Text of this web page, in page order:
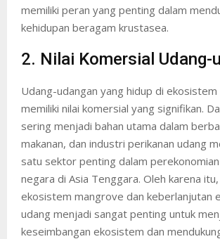
memiliki peran yang penting dalam
kehidupan beragam krustasea.
2. Nilai Komersial Udang-
Udang-udangan yang hidup di
memiliki nilai komersial yang signifikan.
sering menjadi bahan utama dalam
makanan, dan industri perikanan udang
satu sektor penting dalam
negara di Asia Tenggara. Oleh karena
ekosistem mangrove dan keberlanjutan
udang menjadi sangat penting untuk
keseimbangan ekosistem dan